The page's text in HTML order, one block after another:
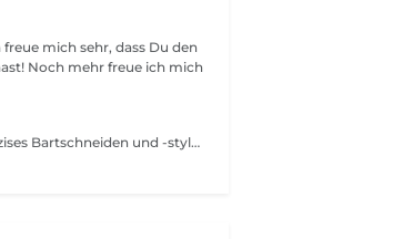
Noch mehr freue ich mich
Unser Beard Sculpt Paket bietet präzises Bartschneiden und -styling, damit Dein Bart perfekt gepflegt und stilvoll aussieht. Pflege auf höchstem Niveau.